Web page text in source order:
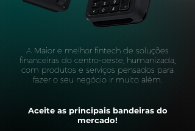
A Maior e melhor fintech de soluções
financeiras do centro-oeste, humanizada,
com produtos e serviços pensados para
fazer o seu negócio ir muito além.
Aceite as principais bandeiras do
mercado!